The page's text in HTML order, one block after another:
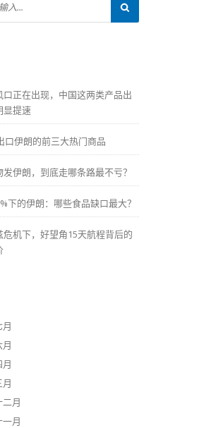
口正在出现，中国这两类产品出
显提速
口伊朗的前三大热门商品
伊朗，到底走哪条路最不亏？
下的伊朗：哪些食品缺口最大？
危机下，好望角15天航程背后的
月
月